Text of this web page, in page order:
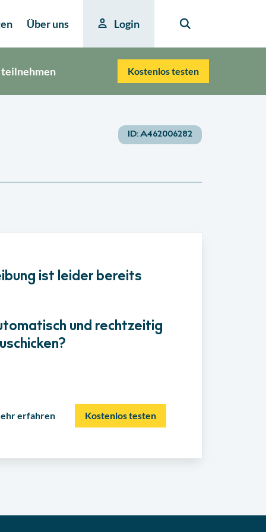
Über uns Login
teilnehmen Kostenlos testen
ID:A462006282
ist leider bereits
und rechtzeitig
erfahren Kostenlos testen